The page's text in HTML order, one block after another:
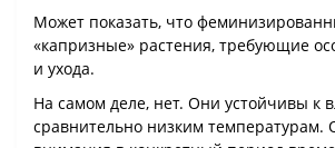
Может показать, что
«капризные» растения, требующие
и ухода.
На самом деле, нет. Они устойчивы к
сравнительно низким температурам.